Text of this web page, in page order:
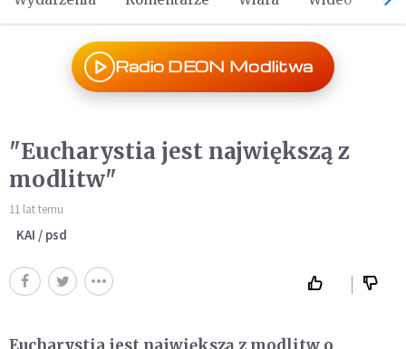
Radio DEON Modlitwa
"Eucharystia jest największą z
modlitw"
11 lat temu
KAI / psd